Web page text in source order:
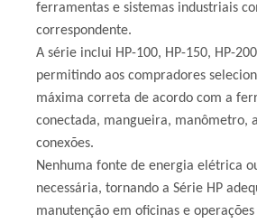
ferramentas e sistemas industriais
correspondente.
A série inclui HP-100, HP-150, HP-
permitindo aos compradores
máxima correta de acordo com a
conectada, mangueira, manômetro,
conexões.
Nenhuma fonte de energia elétrica
necessária, tornando a Série HP
manutenção em oficinas e